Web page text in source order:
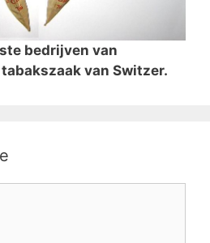
bedrijven van
van Switzer.